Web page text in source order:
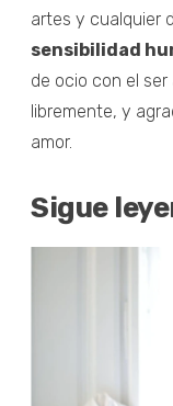
artes y cualquier
sensibilidad
de ocio con el
libremente, y
amor.
Sigue